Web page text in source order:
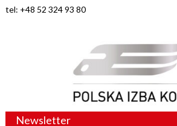
tel: +48 52 324 93 80
Newsletter